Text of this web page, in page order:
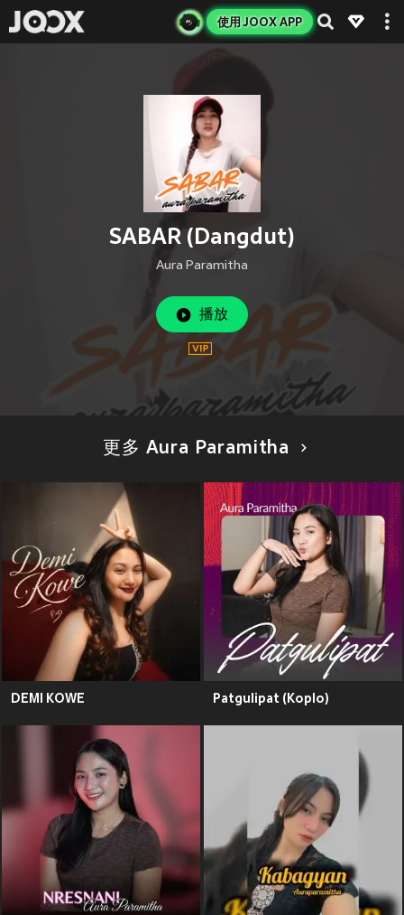
使用 JOOX APP
SABAR (Dangdut)
Aura Paramitha
播放
更多 Aura Paramitha
DEMI KOWE Patgulipat (Koplo)